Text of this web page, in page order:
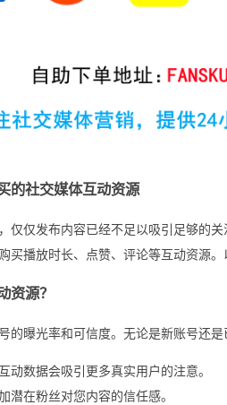
的社交媒体互动资源
仅仅发布内容已经不足以吸引足够的
播放时长、点赞、评论等互动资源。
资源？
的曝光率和可信度。无论是新账号还
动数据会吸引更多真实用户的注意。
潜在粉丝对您内容的信任感。